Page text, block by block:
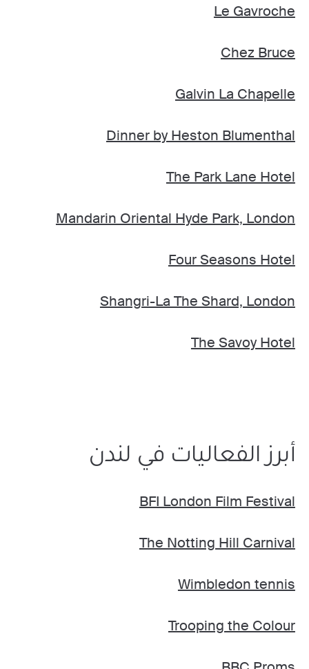
Le Gavroche
Chez Bruce
Galvin La Chapelle
Dinner by Heston Blumenthal
The Park Lane Hotel
Mandarin Oriental Hyde Park, London
Four Seasons Hotel
Shangri-La The Shard, London
The Savoy Hotel
أبرز الفعاليات في لندن
BFI London Film Festival
The Notting Hill Carnival
Wimbledon tennis
Trooping the Colour